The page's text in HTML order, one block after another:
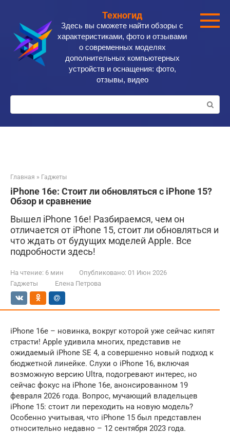
контенту
Техногид
Здесь вы сможете найти обзоры с
характеристиками, фото и отзывами
о современных моделях
дополнительных компьютерных
устройств и оснащения: фото,
отзывы, видео
Поиск:
Главная » Гаджеты
iPhone 16e: Стоит ли обновляться с iPhone 15?
Обзор и сравнение
Вышел iPhone 16e! Разбираемся, чем он
отличается от iPhone 15, стоит ли обновляться и
что ждать от будущих моделей Apple. Все
подробности здесь!
На чтение: 6 мин Опубликовано: 01 Июн 2026
Гаджеты
Елена Петрова
iPhone 16e – новинка, вокруг которой уже сейчас кипят
страсти! Apple удивила многих, представив не
ожидаемый iPhone SE 4, а совершенно новый подход к
бюджетной линейке. Слухи о iPhone 16, включая
возможную версию Ultra, подогревают интерес, но
сейчас фокус на iPhone 16e, анонсированном 19
февраля 2026 года. Вопрос, мучающий владельцев
iPhone 15: стоит ли переходить на новую модель?
Особенно учитывая, что iPhone 15 был представлен
относительно недавно – 12 сентября 2023 года.